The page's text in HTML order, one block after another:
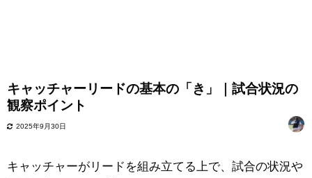
キャッチャーリードの基本の「き」｜試合状況の
観察ポイント
2025年9月30日
キャッチャーがリードを組み立てる上で、試合の状況や